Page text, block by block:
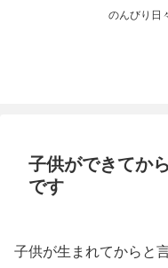
のんびり日
子供ができてか
です
子供が生まれてからと